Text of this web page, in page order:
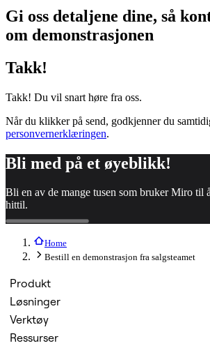
Små bedrifter
Oppstartsbedrifter
Etter bransje
Varehandel
Finansielle tjenester
Biovitenskap og
Etter team
Design og UX
Teknologi
Drift
IT
KI-transformasjon
Ressurser
Gi oss detaljene dine, så
om demonstrasjonen
Takk!
Takk! Du vil snart høre fra oss.
Når du klikker på send, godkjenner du
personvernerklæringen.
Bli med på et øyeblikk!
Bli en av de mange tusen som bruker Miro til
hittil.
Home
Bestill en demonstrasjon fra salgsteamet
Produkt
Løsninger
Verktøy
Ressurser